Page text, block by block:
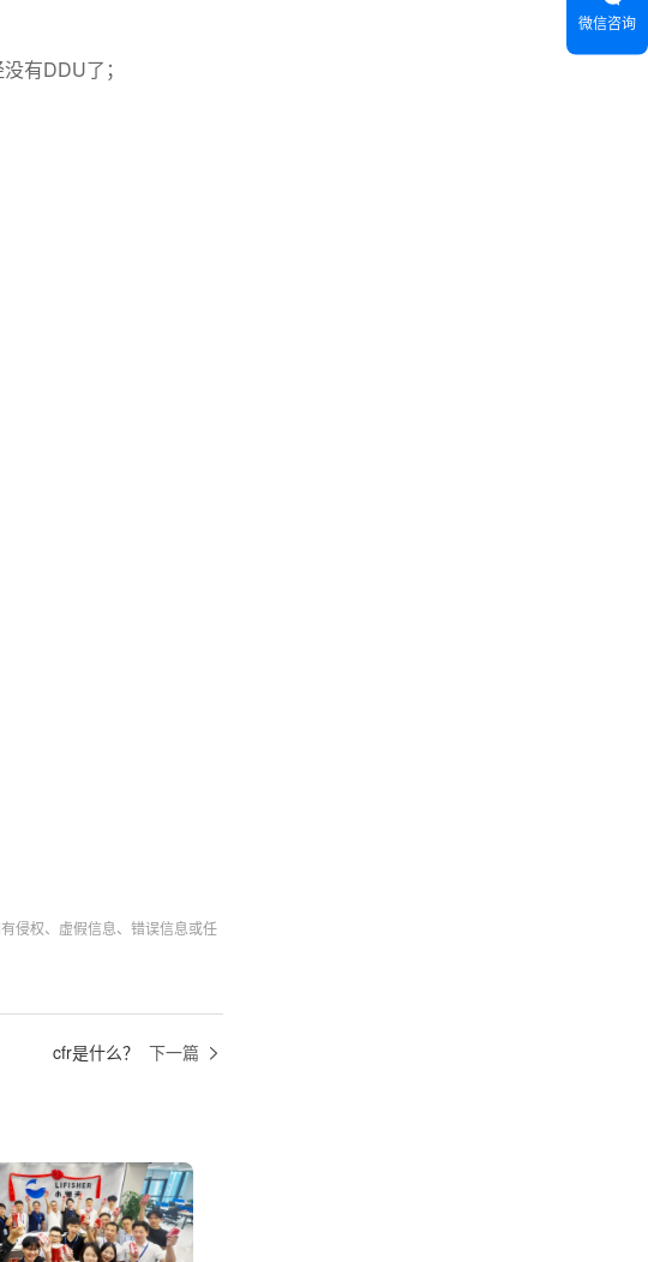
有DDU了；
侵权、虚假信息、错误信息或任
cfr是什么？ 下一篇
微信咨询